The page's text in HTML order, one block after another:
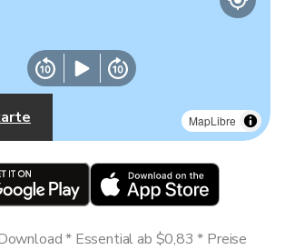
MapLibre
* Essential ab $0,83 * Preise